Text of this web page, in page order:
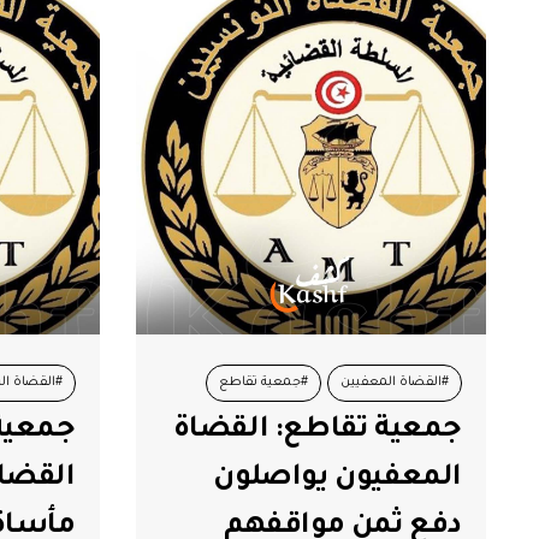
#القضاة المعفيين #جمعية تقاطع
#وزارة العدل
جمعية تقاطع: القضاة
المعفيون يواصلون
دفع ثمن مواقفهم
#القضاة
#وزارة